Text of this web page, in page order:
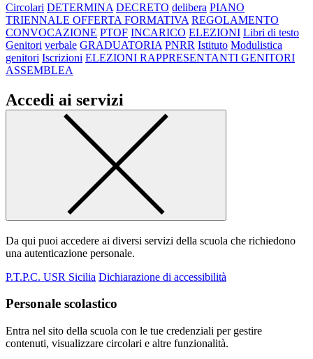
Circolari DETERMINA DECRETO delibera PIANO
TRIENNALE OFFERTA FORMATIVA REGOLAMENTO
CONVOCAZIONE PTOF INCARICO ELEZIONI Libri di testo
Genitori verbale GRADUATORIA PNRR Istituto Modulistica
genitori Iscrizioni ELEZIONI RAPPRESENTANTI GENITORI
ASSEMBLEA
Accedi ai servizi
Da qui puoi accedere ai diversi servizi della scuola che richiedono
una autenticazione personale.
P.T.P.C. USR Sicilia Dichiarazione di accessibilità
Personale scolastico
Entra nel sito della scuola con le tue credenziali per gestire
contenuti, visualizzare circolari e altre funzionalità.